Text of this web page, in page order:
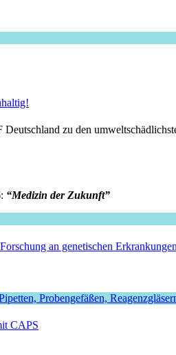
zu den
“Medizin der Zukunft”
an genetischen Erkrankungen
CAPS